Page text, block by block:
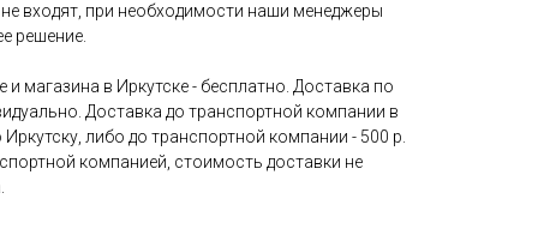
входят, при необходимости наши менеджеры
решение.
магазина в Иркутске - бесплатно. Доставка по
Доставка до транспортной компании в
либо до транспортной компании - 500 р.
компанией, стоимость доставки не